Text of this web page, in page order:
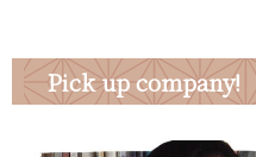
Pick up company!